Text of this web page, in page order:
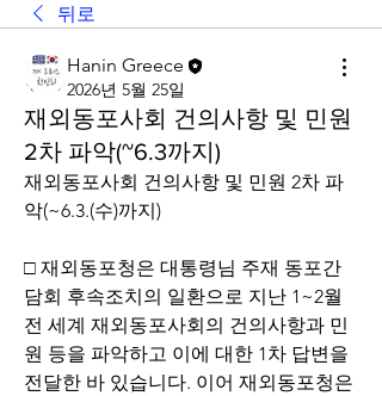
뒤로
Hanin Greece
2026년 5월 25일
재외동포사회 건의사항 및 민원
2차 파악(~6.3까지)
재외동포사회 건의사항 및 민원 2차 파
악(~6.3.(수)까지)
□ 재외동포청은 대통령님 주재 동포간
담회 후속조치의 일환으로 지난 1~2월
전 세계 재외동포사회의 건의사항과 민
원 등을 파악하고 이에 대한 1차 답변을
전달한 바 있습니다. 이어 재외동포청은